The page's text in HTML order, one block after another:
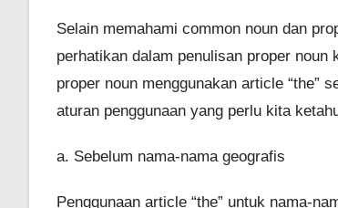
Selain memahami common noun dan
perhatikan dalam penulisan proper
proper noun menggunakan article “the”
aturan penggunaan yang perlu kita
a. Sebelum nama-nama geografis
Penggunaan article “the” untuk nama-